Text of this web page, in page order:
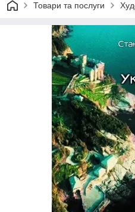
Товари та послуги